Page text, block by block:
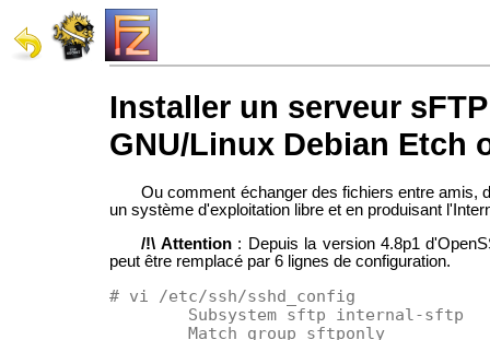
Installer un serveur
GNU/Linux Debian Etch
Ou comment échanger des fichiers entre amis,
un système d'exploitation libre et en produisant
/!\ Attention: Depuis la version 4.8p1
peut être remplacé par 6 lignes de configuration.
# vi /etc/ssh/sshd_config